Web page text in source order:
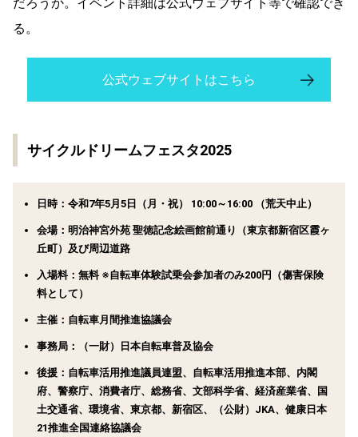
る。
公式ウェブサイトはこちら
サイクルドリームフェスタ2025
日時： 令和7年5月5日（月・祝） 10:00～16:00 （荒天中止）
会場： 明治神宮外苑 聖徳記念絵画館前通り（東京都新宿区霞ヶ
丘町）及び周辺道路
入場料： 無料 ※自転車体験試乗会参加者のみ200円（傷害保険
料として）
主催： 自転車月間推進協議会
事務局： （一財）日本自転車普及協会
後援： 自転車活用推進議員連盟、自転車活用推進本部、内閣
府、警察庁、消費者庁、総務省、文部科学省、経済産業省、国
土交通省、環境省、東京都、新宿区、（公財）JKA、健康日本
21推進全国連絡協議会